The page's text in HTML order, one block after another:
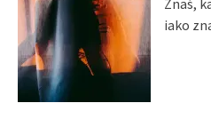
Znaš,
iako